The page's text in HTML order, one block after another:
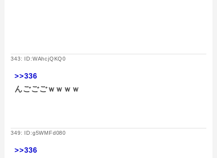
343: ID:WAhcjQKQ0
>>336
んごごごｗｗｗｗ
349: ID:g5WMFd080
>>336